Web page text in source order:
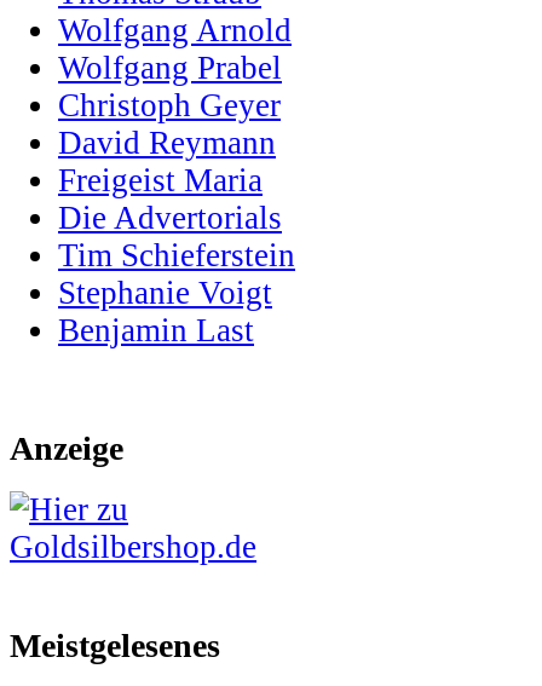
Wolfgang Arnold
Wolfgang Prabel
Christoph Geyer
David Reymann
Freigeist Maria
Die Advertorials
Tim Schieferstein
Stephanie Voigt
Benjamin Last
Anzeige
Meistgelesenes